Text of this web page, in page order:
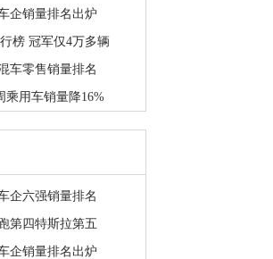
企销量排名出炉
榜 冠军仅4万多辆
车零售销量排名
乘用车销量降16%
企六强销量排名
第四特斯拉第五
企销量排名出炉